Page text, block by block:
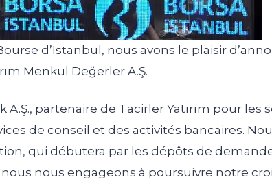
d’Istanbul, nous avons le plaisir
Menkul Değerler A.Ş.
A.Ş., partenaire de Tacirler Yatırım pour
de conseil et des activités bancaires.
qui débutera par les dépôts de
nous engageons à poursuivre notre